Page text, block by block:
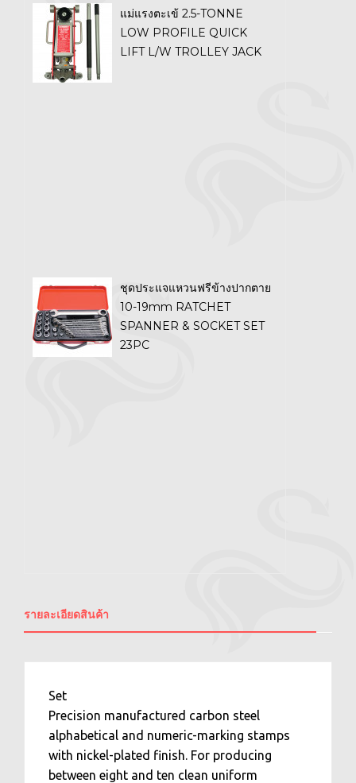
แม่แรงตะเข้ 2.5-TONNE
LOW PROFILE QUICK
LIFT L/W TROLLEY JACK
ชุดประแจแหวนฟรีข้างปากตาย
10-19mm RATCHET
SPANNER & SOCKET SET
23PC
รายละเอียดสินค้า
Set
Precision manufactured carbon steel
alphabetical and numeric-marking stamps
with nickel-plated finish. For producing
between eight and ten clean uniform